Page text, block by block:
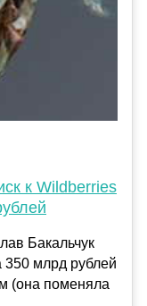
к Wildberries
Бакальчук
350 млрд рублей
(она поменяла